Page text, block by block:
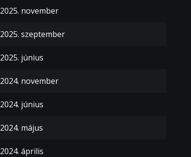
2025. november
2025. szeptember
2025. június
2024. november
2024. június
2024. május
2024. április